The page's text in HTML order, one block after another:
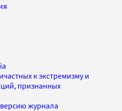
к экстремизму и
признанных
журнала